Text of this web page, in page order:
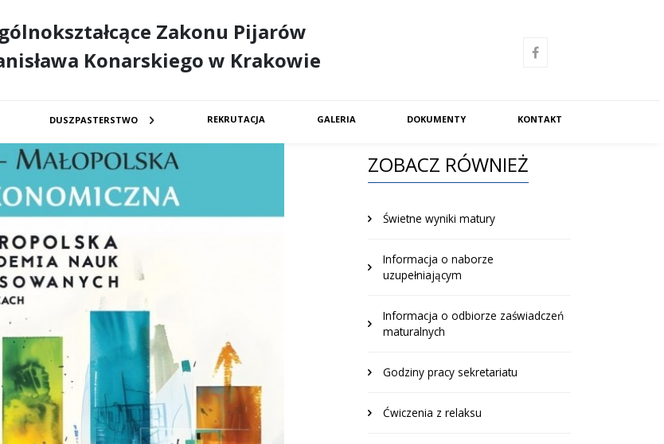
Zakonu Pijarów
Konarskiego w Krakowie
DUSZPASTERSTWO REKRUTACJA GALERIA DOKUMENTY KONTAKT
ZOBACZ RÓWNIEŻ
Świetne wyniki matury
Informacja o naborze
uzupełniającym
Informacja o odbiorze zaświadczeń
maturalnych
Godziny pracy sekretariatu
Ćwiczenia z relaksu